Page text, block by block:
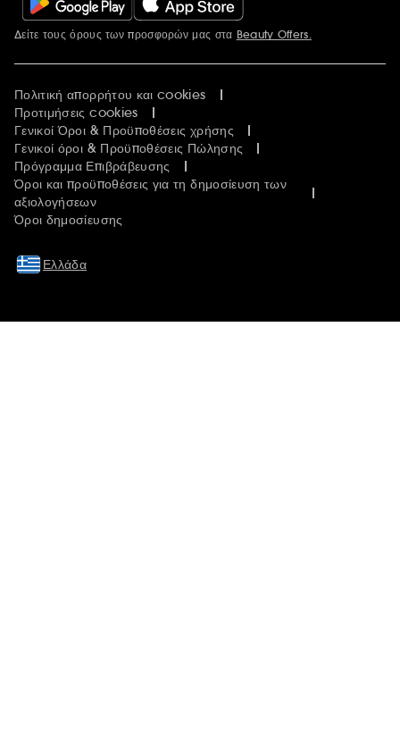
Περισσότερες πληροφορίες
Δείτε τους όρους των προσφορών μας στα Beauty Offers.
Πολιτική απορρήτου και cookies
Προτιμήσεις cookies
Γενικοί Όροι & Προϋποθέσεις χρήσης
Γενικοί όροι & Προϋποθέσεις Πώλησης
Πρόγραμμα Επιβράβευσης
Όροι και προϋποθέσεις για τη δημοσίευση των
αξιολογήσεων
Όροι δημοσίευσης
Ελλάδα